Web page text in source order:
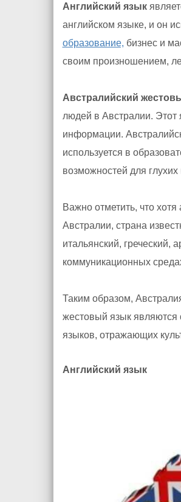
Английский язык
английском языке, и он
образование, бизнес и
своим произношением,
Австралийский
людей в Австралии. Этот
информации.
используется в
возможностей для
Важно отметить, что
Австралии, страна
итальянский, греческий,
коммуникационных
Таким образом,
жестовый язык являются
языков, отражающих
Английский язык